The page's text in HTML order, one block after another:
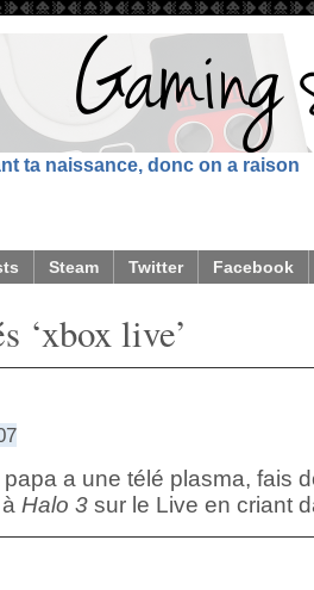
ta naissance, donc on a raison
Steam Twitter Facebook
‘xbox live’
a une télé plasma, fais
Halo 3 sur le Live en criant